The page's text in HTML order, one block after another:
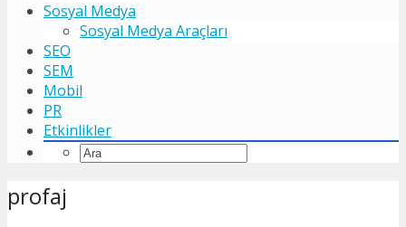
Sosyal Medya
Sosyal Medya Araçları
SEO
SEM
Mobil
PR
Etkinlikler
profaj